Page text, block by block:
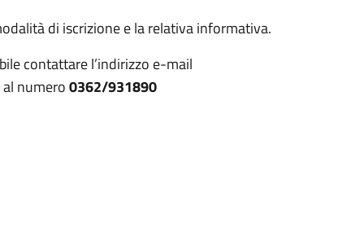
di iscrizione e la relativa informativa.
contattare l’indirizzo e-mail
numero0362/931890